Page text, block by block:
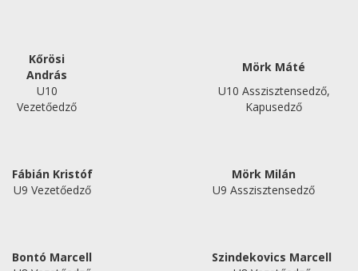
Kőrösi
András
Mörk Máté
U10
Vezetőedző
U10 Asszisztensedző,
Kapusedző
Fábián Kristóf
Mörk Milán
U9 Vezetőedző
U9 Asszisztensedző
Bontó Marcell
Szindekovics Marcell